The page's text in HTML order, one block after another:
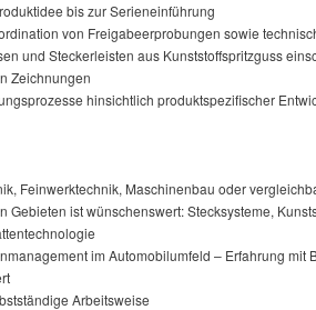
bis zur Serieneinführung
von Freigabeerprobungen sowie
und Steckerleisten aus Kunststoffspritzguss
Zeichnungen
hinsichtlich produktspezifischer
Feinwerktechnik, Maschinenbau oder
Gebieten ist wünschenswert: Stecksysteme,
im Automobilumfeld – Erfahrung mit
Arbeitsweise